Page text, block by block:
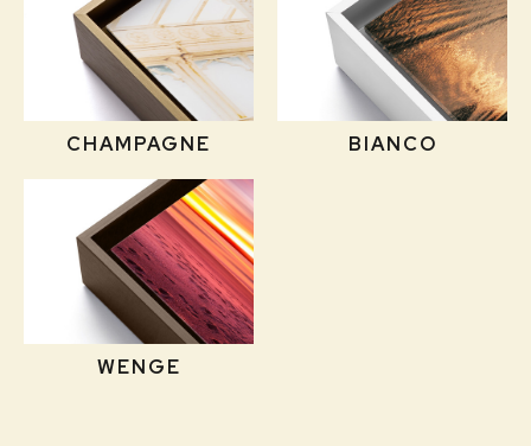
CHAMPAGNE BIANCO
WENGE